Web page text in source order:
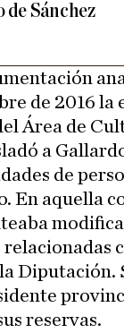
de Sánchez
de 2016 la
Área de
a
de
En aquella
Diputación.
reservas.